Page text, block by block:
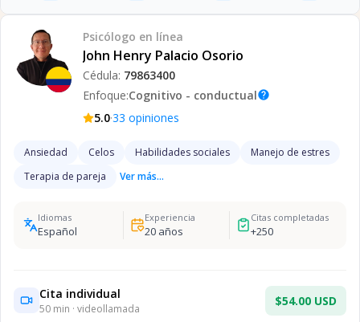
Psicólogo en línea
John Henry Palacio Osorio
Cédula: 79863400
Enfoque:Cognitivo - conductualhelp
5.0·33 opiniones
Ansiedad Celos Habilidades sociales
Manejo de estres
Terapia de pareja
Ver más...
Idiomas
Español
Experiencia
20años
Citas completadas
+250
Cita individual
50 min · videollamada
$54.00 USD